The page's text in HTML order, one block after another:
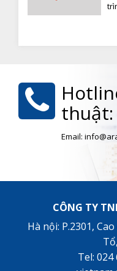
thuật:
Email:
CÔNG TY
Hà nội: P.2301,
Tel: 024